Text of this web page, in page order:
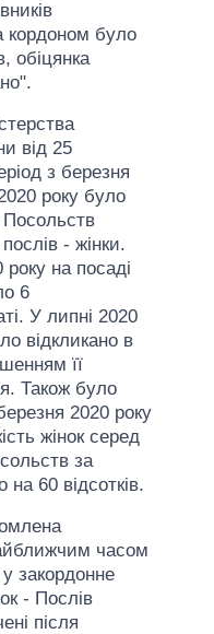
кордоном було
обіцянка
від 25
з березня
року було
Посольств
- жінки.
на посаді
6
У липні 2020
відкликано в
її
Також було
2020 року
жінок серед
за
60 відсотків.
часом
закордонне
- Послів
після